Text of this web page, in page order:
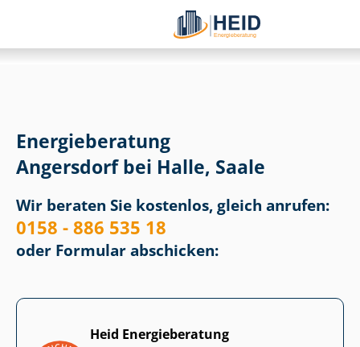
Energieberatung
Angersdorf bei Halle, Saale
Wir beraten Sie kostenlos, gleich anrufen:
0158 - 886 535 18
oder Formular abschicken:
Heid Energieberatung